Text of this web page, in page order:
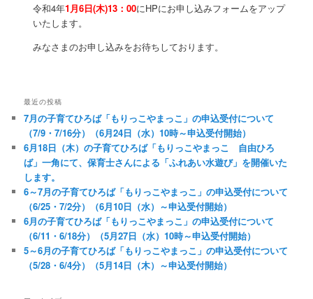
令和4年1月6日(木)13：00にHPにお申し込みフォームをアップ
いたします。
みなさまのお申し込みをお待ちしております。
最近の投稿
7月の子育てひろば「もりっこやまっこ」の申込受付について
（7/9・7/16分）（6月24日（水）10時～申込受付開始）
6月18日（木）の子育てひろば「もりっこやまっこ 自由ひろ
ば」一角にて、保育士さんによる「ふれあい水遊び」を開催いた
します。
6～7月の子育てひろば「もりっこやまっこ」の申込受付について
（6/25・7/2分）（6月10日（水）～申込受付開始）
6月の子育てひろば「もりっこやまっこ」の申込受付について
（6/11・6/18分）（5月27日（水）10時～申込受付開始）
5～6月の子育てひろば「もりっこやまっこ」の申込受付について
（5/28・6/4分）（5月14日（木）～申込受付開始）